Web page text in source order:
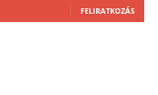
FELIRATKOZÁS